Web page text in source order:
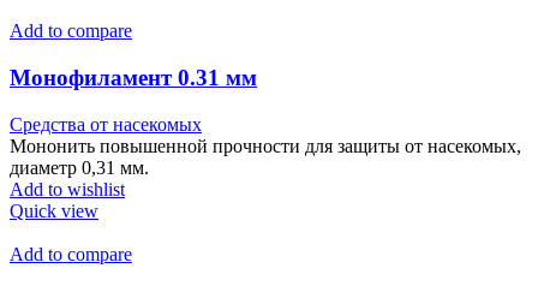
Add to compare
Монофиламент 0.31 мм
Средства от насекомых
Мононить повышенной прочности для защиты от насекомых,
диаметр 0,31 мм.
Add to wishlist
Quick view
Add to compare